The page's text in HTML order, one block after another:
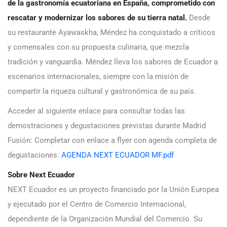
de la gastronomía ecuatoriana en España, comprometido con
rescatar y modernizar los sabores de su tierra natal. Desde
su restaurante Ayawaskha, Méndez ha conquistado a críticos
y comensales con su propuesta culinaria, que mezcla
tradición y vanguardia. Méndez lleva los sabores de Ecuador a
escenarios internacionales, siempre con la misión de
compartir la riqueza cultural y gastronómica de su país.
Acceder al siguiente enlace para consultar todas las
demostraciones y degustaciones previstas durante Madrid
Fusión: Completar con enlace a flyer con agenda completa de
degustaciones: AGENDA NEXT ECUADOR MF.pdf
Sobre Next Ecuador
NEXT Ecuador es un proyecto financiado por la Unión Europea
y ejecutado por el Centro de Comercio Internacional,
dependiente de la Organización Mundial del Comercio. Su